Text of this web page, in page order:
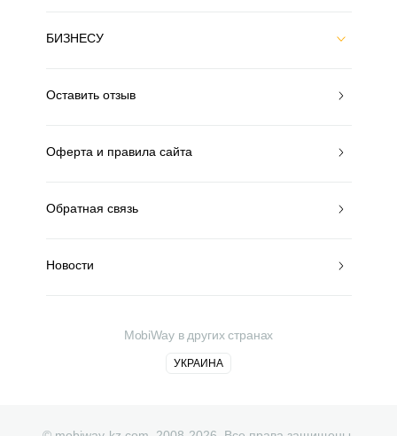
БИЗНЕСУ
Оставить отзыв
Оферта и правила сайта
Обратная связь
Новости
MobiWay в других странах
УКРАИНА